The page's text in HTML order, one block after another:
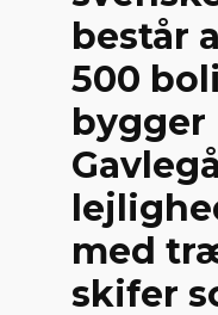
består
500
bygger
med
skifer